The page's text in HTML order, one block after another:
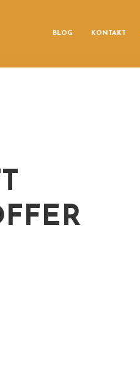
BLOG KONTAKT